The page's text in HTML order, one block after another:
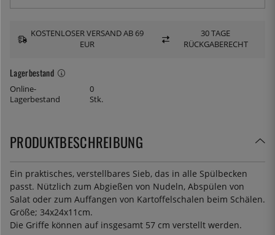
Lagerbestand
Online-
Lagerbestand
0
Stk.
KOSTENLOSER VERSAND AB 69
EUR
30 TAGE
RÜCKGABERECHT
PRODUKTBESCHREIBUNG
Ein praktisches, verstellbares Sieb, das in alle Spülbecken
passt. Nützlich zum Abgießen von Nudeln, Abspülen von
Salat oder zum Auffangen von Kartoffelschalen beim Schälen.
Größe; 34x24x11cm.
Die Griffe können auf insgesamt 57 cm verstellt werden.